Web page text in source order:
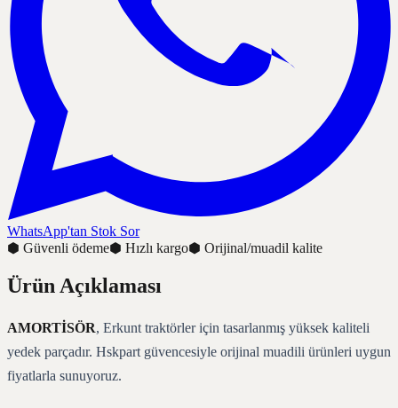
WhatsApp'tan Stok Sor
⬢ Güvenli ödeme⬢ Hızlı kargo⬢ Orijinal/muadil kalite
Ürün Açıklaması
AMORTİSÖR, Erkunt traktörler için tasarlanmış yüksek kaliteli
yedek parçadır. Hskpart güvencesiyle orijinal muadili ürünleri uygun
fiyatlarla sunuyoruz.